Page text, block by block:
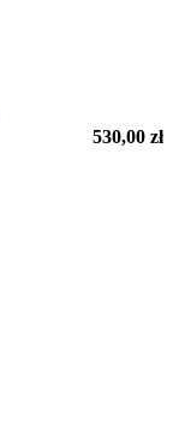
530,00 zł